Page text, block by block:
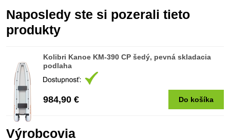
Naposledy ste si pozerali tieto
produkty
Kolibri Kanoe KM-390 CP šedý, pevná skladacia
podlaha
984,90 € Do košíka
Výrobcovia